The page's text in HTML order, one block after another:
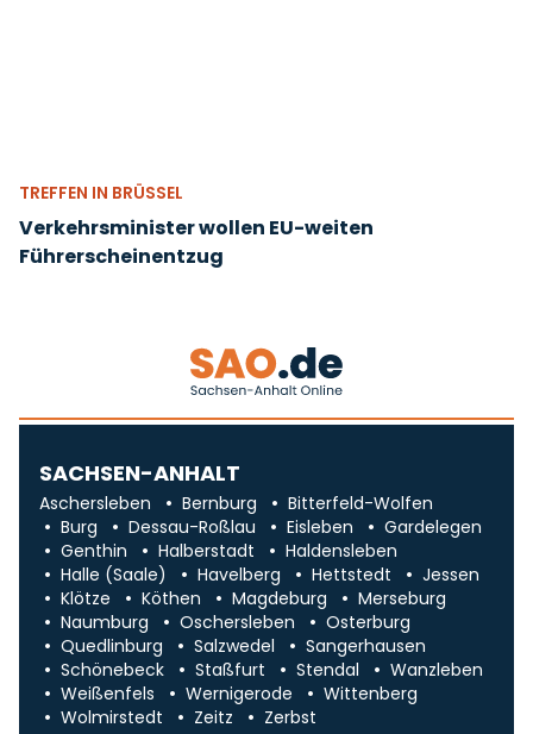
TREFFEN IN BRÜSSEL
Verkehrsminister wollen EU-weiten
Führerscheinentzug
SACHSEN-ANHALT
Aschersleben Bernburg
Bitterfeld-Wolfen
Burg
Dessau-Roßlau Eisleben
Gardelegen
Genthin
Halberstadt
Haldensleben
Halle (Saale)
Havelberg Hettstedt
Jessen
Klötze
Köthen Magdeburg
Merseburg
Naumburg
Oschersleben
Osterburg
Quedlinburg
Salzwedel
Sangerhausen
Schönebeck
Staßfurt Stendal
Wanzleben
Weißenfels
Wernigerode
Wittenberg
Wolmirstedt
Zeitz Zerbst